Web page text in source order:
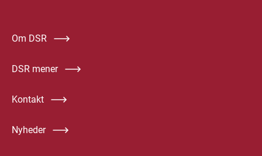
Om DSR
DSR mener
Kontakt
Nyheder